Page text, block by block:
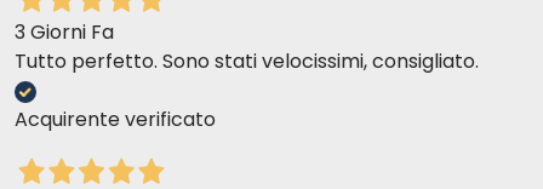
3 Giorni Fa
Tutto perfetto. Sono stati velocissimi, consigliato.
Acquirente verificato